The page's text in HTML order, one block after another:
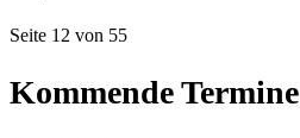
Seite 12 von 55
Kommende Termine